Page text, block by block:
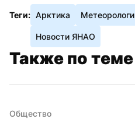
Теги: Арктика Метеорологи
Новости ЯНАО
Также по теме
Общество